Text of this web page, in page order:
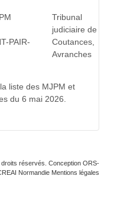
PAIR-
Tribunal
judiciaire de
Coutances,
Avranches
liste des MJPM et
du 6 mai 2026.
réservés. Conception ORS-
Normandie Mentions légales